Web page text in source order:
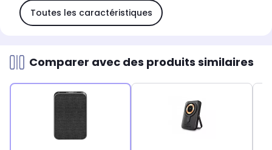
Toutes les caractéristiques
Comparer avec des produits similaires